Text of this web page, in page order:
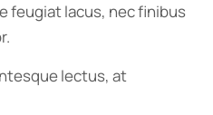
feugiat lacus, nec finibus
lectus, at